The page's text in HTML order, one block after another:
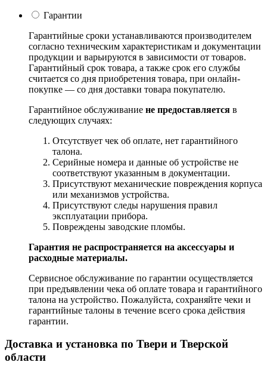
Гарантии
Гарантийные сроки устанавливаются производителем
согласно техническим характеристикам и документации
продукции и варьируются в зависимости от товаров.
Гарантийный срок товара, а также срок его службы
считается со дня приобретения товара, при онлайн-
покупке — со дня доставки товара покупателю.
Гарантийное обслуживание не предоставляется в
следующих случаях:
Отсутствует чек об оплате, нет гарантийного
талона.
Серийные номера и данные об устройстве не
соответствуют указанным в документации.
Присутствуют механические повреждения корпуса
или механизмов устройства.
Присутствуют следы нарушения правил
эксплуатации прибора.
Повреждены заводские пломбы.
Гарантия не распространяется на аксессуары и
расходные материалы.
Сервисное обслуживание по гарантии осуществляется
при предъявлении чека об оплате товара и гарантийного
талона на устройство. Пожалуйста, сохраняйте чеки и
гарантийные талоны в течение всего срока действия
гарантии.
Доставка и установка по Твери и Тверской
области